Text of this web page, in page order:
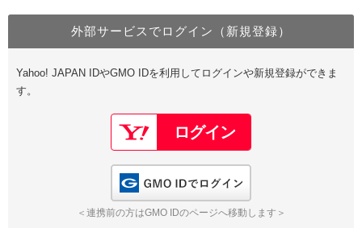
Value Domain Oneにログイン
Google
GMO ID Amazon
※AmazonはValue Domain Oneのログイン画面へ遷移します
Value Domain Oneアカウント作成
以下でも登録可能
Google Yahoo!
GMO ID
外部サービスでログイン（新規登録）
Yahoo! JAPAN IDやGMO IDを利用してログインや新規登録ができま
す。
＜連携前の方はGMO IDのページへ移動します＞